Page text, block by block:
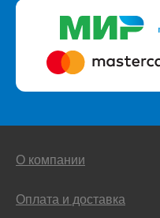
О компании
Оплата и доставка